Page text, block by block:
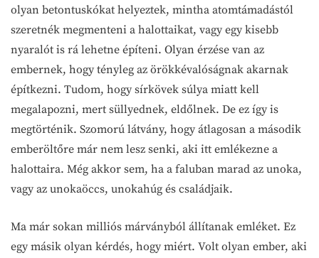
olyan betontuskókat helyeztek, mintha atomtámadástól
szeretnék megmenteni a halottaikat, vagy egy kisebb
nyaralót is rá lehetne építeni. Olyan érzése van az
embernek, hogy tényleg az örökkévalóságnak akarnak
építkezni. Tudom, hogy sírkövek súlya miatt kell
megalapozni, mert süllyednek, eldőlnek. De ez így is
megtörténik. Szomorú látvány, hogy átlagosan a második
emberöltőre már nem lesz senki, aki itt emlékezne a
halottaira. Még akkor sem, ha a faluban marad az unoka,
vagy az unokaöccs, unokahúg és családjaik.
Ma már sokan milliós márványból állítanak emléket. Ez
egy másik olyan kérdés, hogy miért. Volt olyan ember, aki